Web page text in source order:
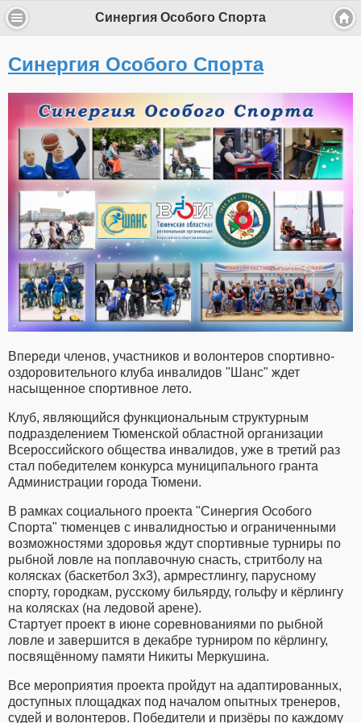
Синергия Особого Спорта
Синергия Особого Спорта
Впереди членов, участников и волонтеров спортивно-
оздоровительного клуба инвалидов "Шанс" ждет
насыщенное спортивное лето.
Клуб, являющийся функциональным структурным
подразделением Тюменской областной организации
Всероссийского общества инвалидов, уже в третий раз
стал победителем конкурса муниципального гранта
Администрации города Тюмени.
В рамках социального проекта "Синергия Особого
Спорта" тюменцев с инвалидностью и ограниченными
возможностями здоровья ждут спортивные турниры по
рыбной ловле на поплавочную снасть, стритболу на
колясках (баскетбол 3x3), армрестлингу, парусному
спорту, городкам, русскому бильярду, гольфу и кёрлингу
на колясках (на ледовой арене).
Стартует проект в июне соревнованиями по рыбной
ловле и завершится в декабре турниром по кёрлингу,
посвящённому памяти Никиты Меркушина.
Все мероприятия проекта пройдут на адаптированных,
доступных площадках под началом опытных тренеров,
судей и волонтеров. Победители и призёры по каждому